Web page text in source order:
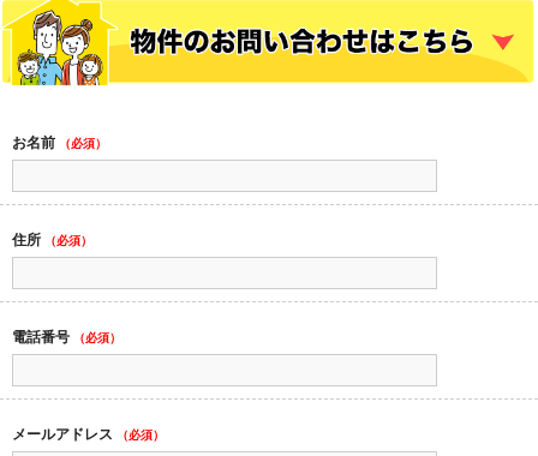
お名前 （必須）
住所 （必須）
電話番号 （必須）
メールアドレス （必須）